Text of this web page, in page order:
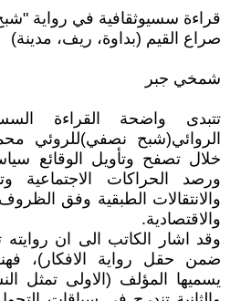
قراءة سسيوثقافية في رواية
صراع القيم (بداوة، ريف، مدينة)
شمخي جبر
تتبدى واضحة القراءة
الروائي(شبح نصفي)للروئي
خلال تصفح وتأويل الوقائع
ورصد الحراكات الاجتماعية
والانتقالات الطبقية وفق
والاقتصادية.
وقد اشار الكاتب الى ان
ضمن حقل رواية الافكار)،
يسميها المؤلف (الاولى تمثل